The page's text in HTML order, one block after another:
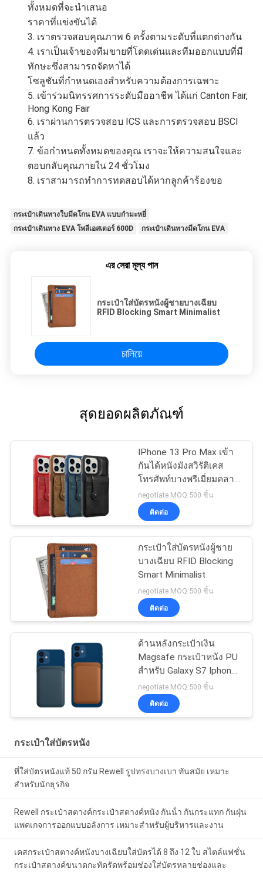
ทั้งหมดที่จะนำเสนอ
ราคาที่แข่งขันได้
3. เราตรวจสอบคุณภาพ 6 ครั้งตามระดับที่แตกต่างกัน
4. เราเป็นเจ้าของทีมขายที่โดดเด่นและทีมออกแบบที่มี
ทักษะซึ่งสามารถจัดหาได้
โซลูชันที่กำหนดเองสำหรับความต้องการเฉพาะ
5. เข้าร่วมนิทรรศการระดับมืออาชีพ ได้แก่ Canton Fair,
Hong Kong Fair
6. เราผ่านการตรวจสอบ ICS และการตรวจสอบ BSCI
แล้ว
7. ข้อกำหนดทั้งหมดของคุณ เราจะให้ความสนใจและ
ตอบกลับคุณภายใน 24 ชั่วโมง
8. เราสามารถทำการทดสอบได้หากลูกค้าร้องขอ
กระเป๋าเดินทางใบมีดโกน EVA แบบกำมะหยี่
กระเป๋าเดินทาง EVA โพลีเอสเตอร์ 600D
กระเป๋าเดินทางมีดโกน EVA
এর সেরা মূল্য পান
กระเป๋าใส่บัตรหนังผู้ชายบางเฉียบ
RFID Blocking Smart Minimalist
চালিয়ে
สุดยอดผลิตภัณฑ์
IPhone 13 Pro Max เข้า
กันได้หนังมังสวิรัติเคส
โทรศัพท์บางพรีเมี่ยมคลาส
สิกหรูหราสง่างามบางปก
negotiate MOQ:500 ชิ้น
ติดต่อ
กระเป๋าใส่บัตรหนังผู้ชาย
บางเฉียบ RFID Blocking
Smart Minimalist
negotiate MOQ:500 ชิ้น
ติดต่อ
ด้านหลังกระเป๋าเงิน
Magsafe กระเป๋าหนัง PU
สำหรับ Galaxy S7 Iphone
13 Card
negotiate MOQ:500 ชิ้น
ติดต่อ
กระเป๋าใส่บัตรหนัง
ที่ใส่บัตรหนังแท้ 50 กรัม Rewell รูปทรงบางเบา ทันสมัย เหมาะ
สำหรับนักธุรกิจ
Rewell กระเป๋าสตางค์กระเป๋าสตางค์หนัง กันน้ํา กันกระแทก กันฝุ่น
แพคเกจการออกแบบอลังการ เหมาะสําหรับผู้บริหารและงาน
เคสกระเป๋าสตางค์หนังบางเฉียบใส่บัตรได้ 8 ถึง 12 ใบ สไตล์แฟชั่น
กระเป๋าสตางค์ขนาดกะทัดรัดพร้อมช่องใส่บัตรหลายช่องและ